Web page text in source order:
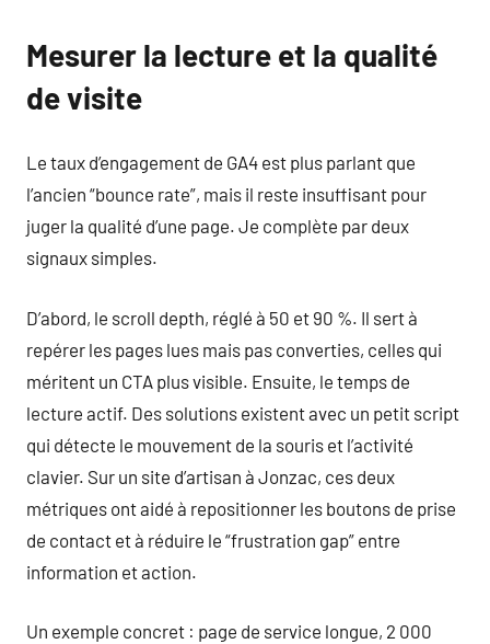
Mesurer la lecture et la qualité
de visite
Le taux d’engagement de GA4 est plus parlant que
l’ancien “bounce rate”, mais il reste insuffisant pour
juger la qualité d’une page. Je complète par deux
signaux simples.
D’abord, le scroll depth, réglé à 50 et 90 %. Il sert à
repérer les pages lues mais pas converties, celles qui
méritent un CTA plus visible. Ensuite, le temps de
lecture actif. Des solutions existent avec un petit script
qui détecte le mouvement de la souris et l’activité
clavier. Sur un site d’artisan à Jonzac, ces deux
métriques ont aidé à repositionner les boutons de prise
de contact et à réduire le “frustration gap” entre
information et action.
Un exemple concret : page de service longue, 2 000